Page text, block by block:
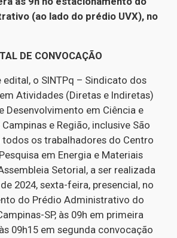
(ao lado do prédio UVX), no
DE CONVOCAÇÃO
edital, o SINTPq – Sindicato dos
Atividades (Diretas e Indiretas)
Desenvolvimento em Ciência e
e Região, inclusive São
todos os trabalhadores do Centro
em Energia e Materiais
Setorial, a ser realizada
2024, sexta-feira, presencial, no
do Prédio Administrativo do
SP, às 09h em primeira
09h15 em segunda convocação